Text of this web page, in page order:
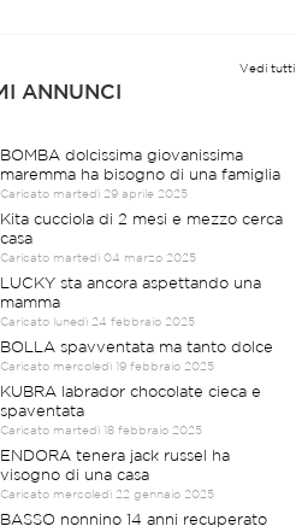
ANNUNCI
Vedi tutti
BOMBA dolcissima giovanissima
maremma ha bisogno di una famiglia
Caricato martedì 29 aprile 2025
Kita cucciola di 2 mesi e mezzo cerca
casa
Caricato martedì 04 marzo 2025
LUCKY sta ancora aspettando una
mamma
Caricato lunedì 24 febbraio 2025
BOLLA spavventata ma tanto dolce
Caricato mercoledì 19 febbraio 2025
KUBRA labrador chocolate cieca e
spaventata
Caricato martedì 18 febbraio 2025
ENDORA tenera jack russel ha
visogno di una casa
Caricato mercoledì 22 gennaio 2025
BASSO nonnino 14 anni recuperato